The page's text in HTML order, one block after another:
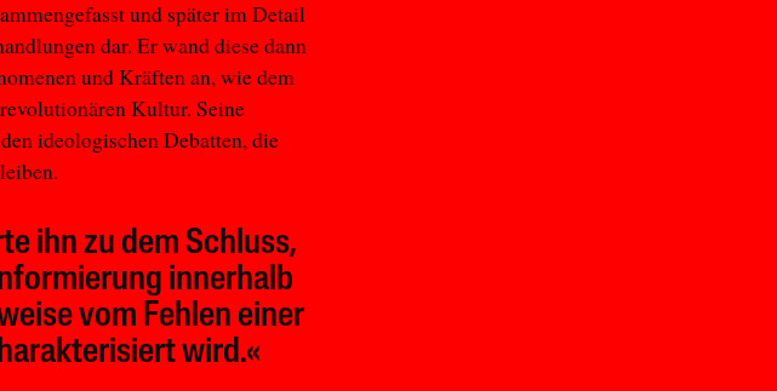
und später im Detail
dar. Er wand diese dann
und Kräften an, wie dem
Kultur. Seine
ideologischen Debatten, die
ihn zu dem Schluss,
innerhalb
vom Fehlen einer
wird.«